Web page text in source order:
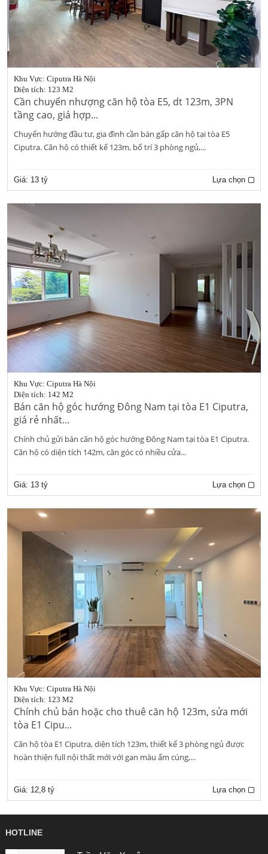
Khu Vực: Ciputra Hà Nội
Diện tích: 123 M2
Cần chuyển nhượng căn hộ tòa E5, dt 123m, 3PN
tầng cao, giá hợp...
Chuyển hướng đầu tư, gia đình cần bán gấp căn hộ tại tòa E5
Ciputra. Căn hộ có thiết kế 123m, bố trí 3 phòng ngủ,...
Giá: 13 tỷ Lựa chọn
Khu Vực: Ciputra Hà Nội
Diện tích: 142 M2
Bán căn hộ góc hướng Đông Nam tại tòa E1 Ciputra,
giá rẻ nhất...
Chính chủ gửi bán căn hộ góc hướng Đông Nam tại tòa E1 Ciputra.
Căn hộ có diện tích 142m, căn góc có nhiều cửa...
Giá: 13 tỷ Lựa chọn
Khu Vực: Ciputra Hà Nội
Diện tích: 123 M2
Chính chủ bán hoặc cho thuê căn hộ 123m, sửa mới
tòa E1 Cipu...
Căn hộ tòa E1 Ciputra, diện tích 123m, thiết kế 3 phòng ngủ được
hoàn thiện full nội thất mới với gan màu ấm cúng,...
Giá: 12,8 tỷ Lựa chọn
HOTLINE